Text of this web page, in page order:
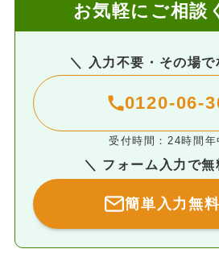
お気軽にご相談
＼ 入力不要・その場で
0120-06-
受付時間：24時間年
＼ フォーム入力で無
簡単入力無